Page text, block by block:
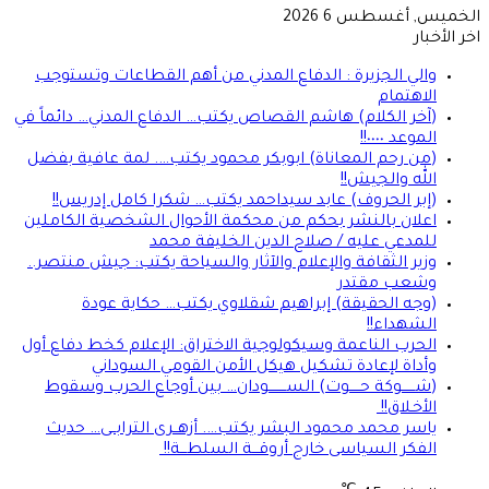
الخميس, أغسطس 6 2026
اخر الأخبار
والي الجزيرة : الدفاع المدني من أهم القطاعات وتستوجب
الاهتمام
(آخر الكلام) هاشم القصاص يكتب… الدفاع المدني… دائماً في
الموعد ٠٠٠٠!!
(من رحم المعاناة) ابوبكر محمود يكتب…. لمة عافية بفضل
الله والجيش!!
(إبر الحروف) عابد سيداحمد يكتب… شكرا كامل إدريس!!
اعلان بالنشر بحكم من محكمة الأحوال الشخصية الكاملين
للمدعي عليه / صلاح الدين الخليفة محمد
وزير الثقافة والإعلام والآثار والسياحة يكتب: جيش منتصر..
وشعب مقتدر
(وجه الحقيقة) إبراهيم شقلاوي يكتب… حكاية عودة
الشهداء!!
الحرب الناعمة وسيكولوجية الاختراق: الإعلام كخط دفاع أول
وأداة لإعادة تشكيل هيكل الأمن القومي السوداني
(شــــــوكة حـــــوت) الســــــــودان… بين أوجاع الحرب وسقوط
الأخـلاق!!
ياسر محمد محمود البشر يكتب…. أزهــرى الترابــى… حديث
الفكر السياسى خارج أروقـــة السلطـــة!!